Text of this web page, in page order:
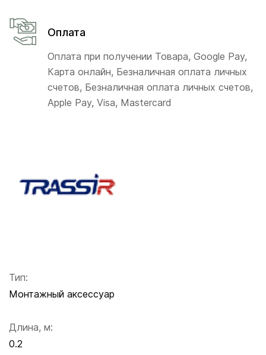
Тип:
Монтажный аксессуар
Длина, м:
0.2
Оплата
Оплата при получении Товара, Google Pay,
Карта онлайн, Безналичная оплата личных
счетов, Безналичная оплата личных счетов,
Apple Pay, Visa, Mastercard